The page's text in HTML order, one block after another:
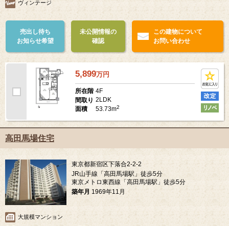
ヴィンテージ
売出し待ち
お知らせ希望
未公開情報の
確認
この建物について
お問い合わせ
5,899万円
所在階 4F
間取り 2LDK
面積
53.73m2
高田馬場住宅
東京都新宿区下落合2-2-2
JR山手線「高田馬場駅」徒歩5分
東京メトロ東西線「高田馬場駅」徒歩5分
築年月 1969年11月
大規模マンション